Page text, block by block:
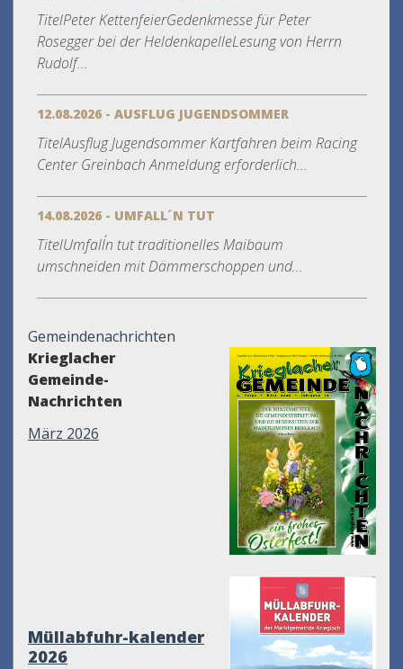
TitelPeter KettenfeierGedenkmesse für Peter
Rosegger bei der HeldenkapelleLesung von Herrn
Rudolf...
12.08.2026 - AUSFLUG JUGENDSOMMER
TitelAusflug Jugendsommer Kartfahren beim Racing
Center Greinbach Anmeldung erforderlich...
14.08.2026 - UMFALL´N TUT
TitelUmfall´n tut traditionelles Maibaum
umschneiden mit Dämmerschoppen und...
Gemeindenachrichten
Krieglacher
Gemeinde-
Nachrichten
März 2026
Müllabfuhr-kalender
2026